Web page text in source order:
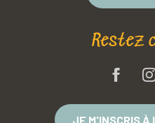
Restez
JE M'INSCRIS